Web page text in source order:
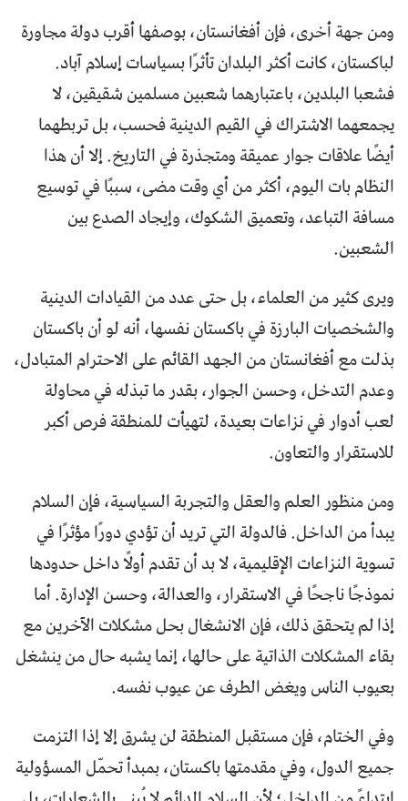
ومن جهة أخرى، فإن أفغانستان، بوصفها أقرب دولة مجاورة
لباكستان، كانت أكثر البلدان تأثرًا بسياسات إسلام آباد.
فشعبا البلدين، باعتبارهما شعبين مسلمين شقيقين، لا
يجمعهما الاشتراك في القيم الدينية فحسب، بل تربطهما
أيضًا علاقات جوار عميقة ومتجذرة في التاريخ. إلا أن هذا
النظام بات اليوم، أكثر من أي وقت مضى، سببًا في توسيع
مسافة التباعد، وتعميق الشكوك، وإيجاد الصدع بين
الشعبين.
ويرى كثير من العلماء، بل حتى عدد من القيادات الدينية
والشخصيات البارزة في باكستان نفسها، أنه لو أن باكستان
بذلت مع أفغانستان من الجهد القائم على الاحترام المتبادل،
وعدم التدخل، وحسن الجوار، بقدر ما تبذله في محاولة
لعب أدوار في نزاعات بعيدة، لتهيأت للمنطقة فرص أكبر
للاستقرار والتعاون.
ومن منظور العلم والعقل والتجربة السياسية، فإن السلام
يبدأ من الداخل. فالدولة التي تريد أن تؤدي دورًا مؤثرًا في
تسوية النزاعات الإقليمية، لا بد أن تقدم أولًا داخل حدودها
نموذجًا ناجحًا في الاستقرار، والعدالة، وحسن الإدارة. أما
إذا لم يتحقق ذلك، فإن الانشغال بحل مشكلات الآخرين مع
بقاء المشكلات الذاتية على حالها، إنما يشبه حال من ينشغل
بعيوب الناس ويغض الطرف عن عيوب نفسه.
وفي الختام، فإن مستقبل المنطقة لن يشرق إلا إذا التزمت
جميع الدول، وفي مقدمتها باكستان، بمبدأ تحمّل المسؤولية